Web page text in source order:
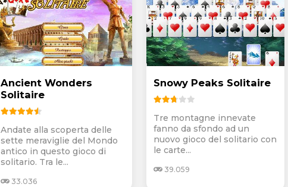
Ancient Wonders
Solitaire
Andate alla scoperta delle
sette meraviglie del Mondo
antico in questo gioco di
solitario. Tra le...
33.036
Snowy Peaks Solitaire
Tre montagne innevate
fanno da sfondo ad un
nuovo gioco del solitario con
le carte...
39.059